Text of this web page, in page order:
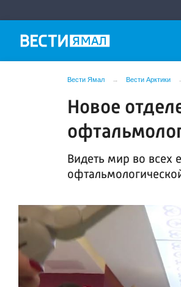
Вести Ямал Вести Арктики
Новое
Видеть мир во всех